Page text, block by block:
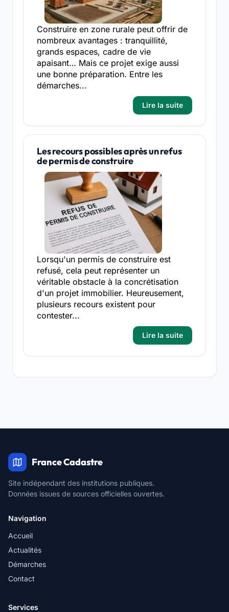
Construire en zone rurale peut offrir de
nombreux avantages : tranquillité,
grands espaces, cadre de vie
apaisant… Mais ce projet exige aussi
une bonne préparation. Entre les
démarches...
Lire la suite
Les recours possibles après un refus
de permis de construire
Lorsqu'un permis de construire est
refusé, cela peut représenter un
véritable obstacle à la concrétisation
d'un projet immobilier. Heureusement,
plusieurs recours existent pour
contester...
Lire la suite
France Cadastre
Site indépendant des institutions publiques.
Données issues de sources officielles ouvertes.
Navigation
Accueil
Actualités
Démarches
Contact
Services